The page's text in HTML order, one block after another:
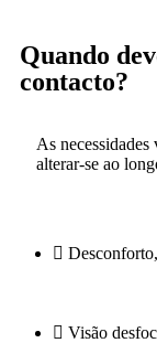
Quando
contacto?
As necessidades
alterar-se ao
Visão